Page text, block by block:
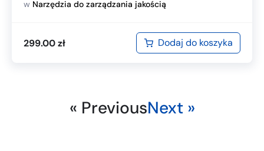
w Narzędzia do zarządzania jakością
299.00zł Dodaj do koszyka
« PreviousNext »